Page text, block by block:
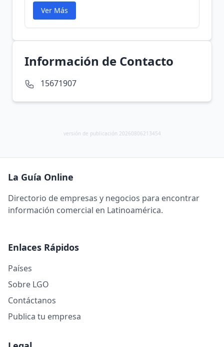
Ver Más
Información de Contacto
15671907
versión de publicación 20260806213454
La Guía Online
Directorio de empresas y negocios para encontrar
información comercial en Latinoamérica.
Enlaces Rápidos
Países
Sobre LGO
Contáctanos
Publica tu empresa